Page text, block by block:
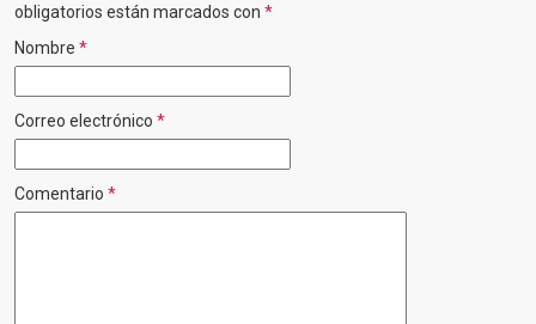
obligatorios están marcados con *
Nombre *
Correo electrónico *
Comentario *